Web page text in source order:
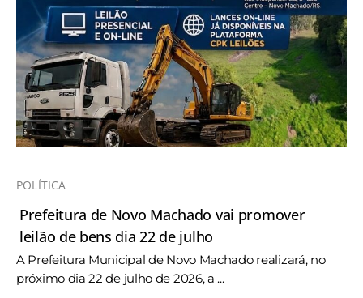
POLÍTICA
Prefeitura de Novo Machado vai promover
leilão de bens dia 22 de julho
A Prefeitura Municipal de Novo Machado realizará, no
próximo dia 22 de julho de 2026, a ...